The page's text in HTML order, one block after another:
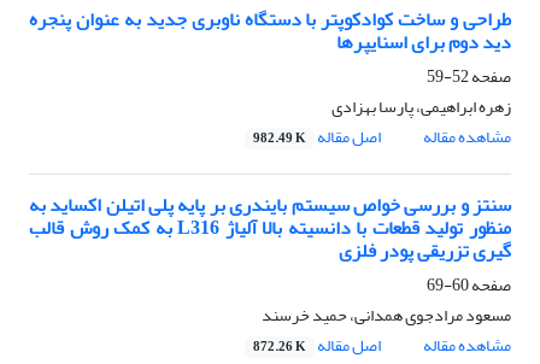
طراحی و ساخت کوادکوپتر با دستگاه ناوبری جدید به عنوان پنجره
دید دوم برای اسنایپرها
صفحه52-59
زهره ابراهیمی، پارسا بهزادی
مشاهده مقاله
اصل مقاله 982.49 K
سنتز و بررسی خواص سیستم بایندری بر پایه پلی اتیلن اکساید به
منظور تولید قطعات با دانسیته بالا آلیاژ L316 به کمک روش قالب
گیری تزریقی پودر فلزی
صفحه60-69
مسعود مرادجوی همدانی، حمید خرسند
مشاهده مقاله
اصل مقاله 872.26 K